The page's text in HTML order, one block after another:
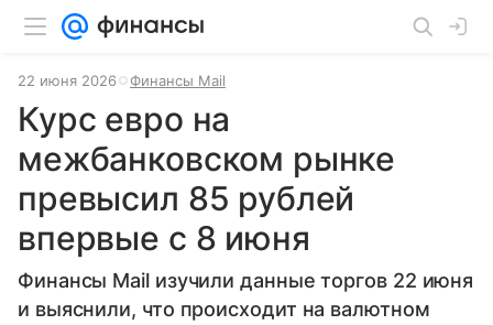
22 июня 2026 Финансы Mail
Курс евро на
межбанковском рынке
превысил 85 рублей
впервые с 8 июня
Финансы Mail изучили данные торгов 22 июня
и выяснили, что происходит на валютном